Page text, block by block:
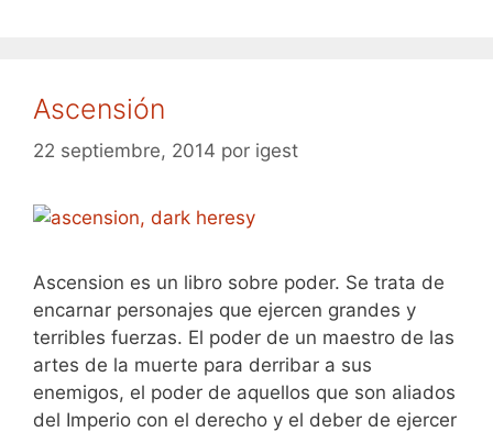
Ascensión
22 septiembre, 2014 por igest
Ascension es un libro sobre poder. Se trata de
encarnar personajes que ejercen grandes y
terribles fuerzas. El poder de un maestro de las
artes de la muerte para derribar a sus
enemigos, el poder de aquellos que son aliados
del Imperio con el derecho y el deber de ejercer